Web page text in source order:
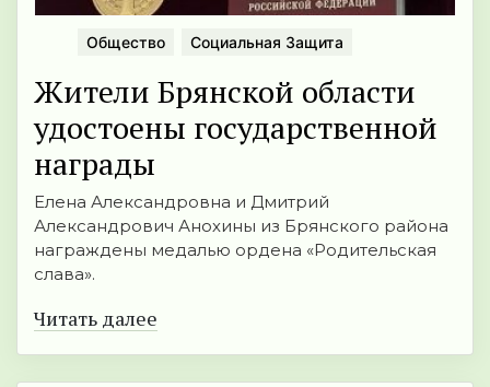
Общество Социальная Защита
Жители Брянской области
удостоены государственной
награды
Елена Александровна и Дмитрий
Александрович Анохины из Брянского района
награждены медалью ордена «Родительская
слава».
Читать далее